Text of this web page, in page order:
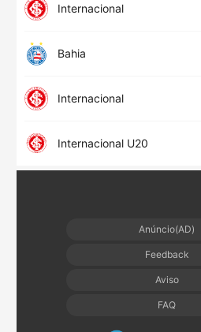
Internacional
Bahia
Internacional
Internacional U20
Anúncio(AD)
Feedback
Aviso
FAQ